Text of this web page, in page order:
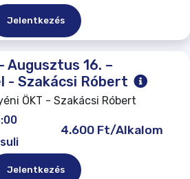
Jelentkezés
Augusztus 16. –
- Szakácsi Róbert
ÖKT - Szakácsi Róbert
4.600 Ft/Alkalom
Jelentkezés